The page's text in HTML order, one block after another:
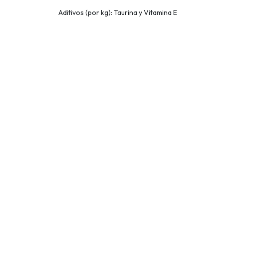
Aditivos (por kg): Taurina y Vitamina E